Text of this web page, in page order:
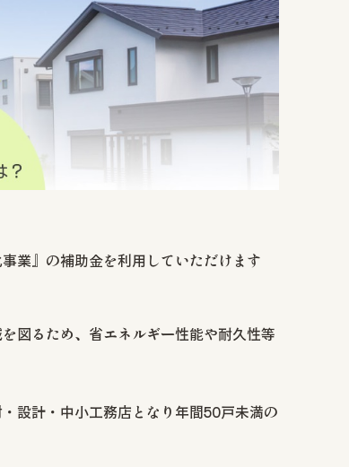
業』の補助金を利用していただけます
図るため、省エネルギー性能や耐久性等
設計・中小工務店となり年間50戸未満の